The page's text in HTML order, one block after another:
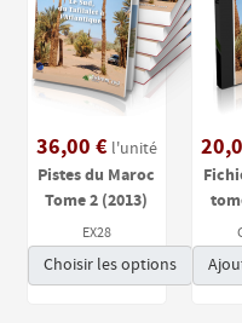
36,00 € l'unité
Pistes du Maroc
Tome 2 (2013)
EX28
Choisir les options